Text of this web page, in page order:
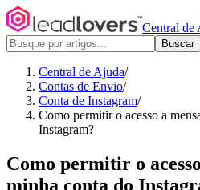
Central de
Buscar
Central de Ajuda/
Contas de Envio/
Conta de Instagram/
Como permitir o acesso a
Instagram?
Como permitir o
minha conta do